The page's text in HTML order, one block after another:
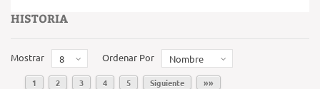
HISTORIA
Mostrar 8 Ordenar Por Nombre
1 2 3 4 5 Siguiente »»